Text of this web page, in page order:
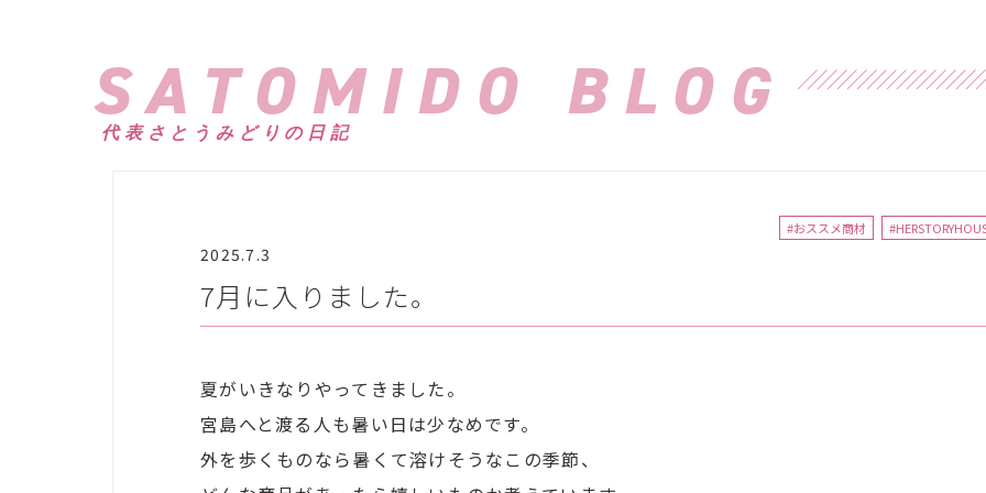
SATOMIDO BLOG
代表さとうみどりの日記
#おススメ商材
2025.7.3
7月に入りました。
夏がいきなりやってきました。
宮島へと渡る人も暑い日は少なめです。
外を歩くものなら暑くて溶けそうなこの季節、